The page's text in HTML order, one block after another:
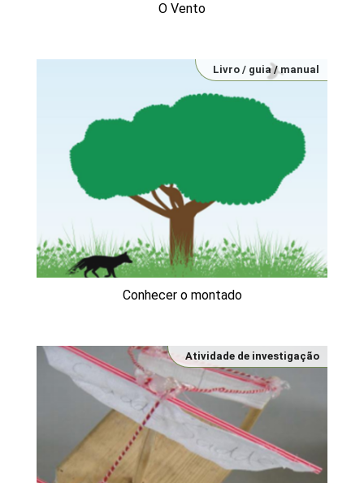
O Vento
Conhecer o montado
Livro / guia / manual
Atividade de investigação